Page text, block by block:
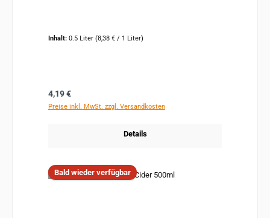
Inhalt: 0.5 Liter (8,38 € / 1 Liter)
Regulärer Preis:
4,19 €
Preise inkl. MwSt. zzgl. Versandkosten
Details
Bald wieder verfügbar